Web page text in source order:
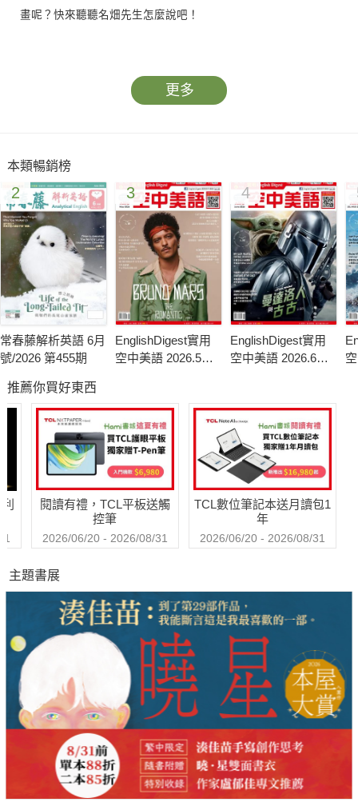
畫呢？快來聽聽名畑先生怎麼說吧！
Q:「醜比頭」在海外也很受歡迎，請問您自己認為「醜比頭」的
~那種「到底存不存在？」的雀躍感，還有透過不同世代產生的
不同樂趣，我覺得很好呢！對於不可思議的事物抱持興趣，是全
世界都共通的吧……
（更詳盡內容請參閱EZ Japan 174期）
更多
本類暢銷榜
2
常春藤解析英語 6月
號/2026 第455期
3
EnglishDigest實用
空中美語 2026.5月
4
EnglishDigest實用
空中美語 2026.6月
推薦你買好東西
閱讀有禮，TCL平板送觸
控筆
2026/06/20 - 2026/08/31
TCL數位筆記本送月讀包1
年
2026/06/20 - 2026/08/31
主題書展